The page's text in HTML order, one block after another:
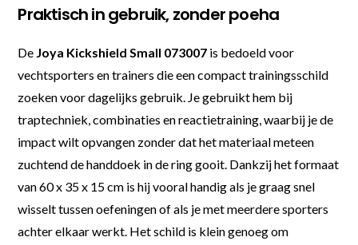
Praktisch in gebruik, zonder poeha
De Joya Kickshield Small 073007 is bedoeld voor
vechtsporters en trainers die een compact trainingsschild
zoeken voor dagelijks gebruik. Je gebruikt hem bij
traptechniek, combinaties en reactietraining, waarbij je de
impact wilt opvangen zonder dat het materiaal meteen
zuchtend de handdoek in de ring gooit. Dankzij het formaat
van 60 x 35 x 15 cm is hij vooral handig als je graag snel
wisselt tussen oefeningen of als je met meerdere sporters
achter elkaar werkt. Het schild is klein genoeg om